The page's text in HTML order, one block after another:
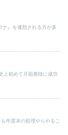
ナ』を連想される方が多
初めて月面着陸に成功
度末の処理やらやるこ